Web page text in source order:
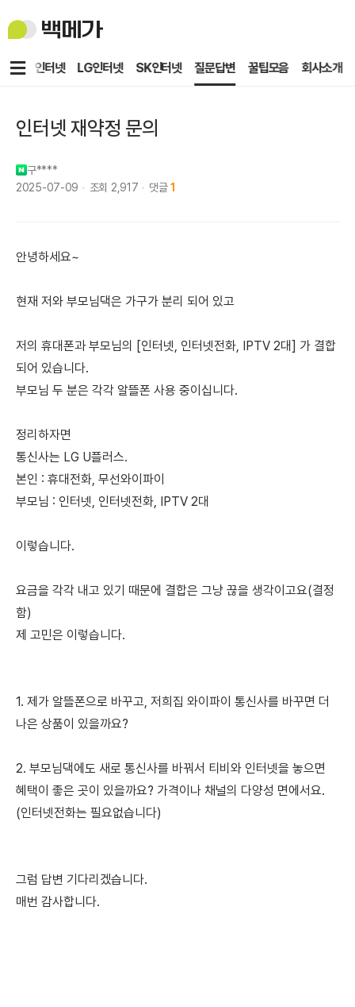
백
메
KT인터넷 LG인터넷 SK인터넷 질문답변 꿀팁모음 회사소개
메
인터넷 재약정 문의
구****
2025-07-09
조회 2,917 댓글 1
안녕하세요~
현재 저와 부모님댁은 가구가 분리 되어 있고
저의 휴대폰과 부모님의 [인터넷, 인터넷전화, IPTV 2대] 가 결합
되어 있습니다.
부모님 두 분은 각각 알뜰폰 사용 중이십니다.
정리하자면
통신사는 LG U플러스.
본인 : 휴대전화, 무선와이파이
부모님 : 인터넷, 인터넷전화, IPTV 2대
이렇습니다.
요금을 각각 내고 있기 때문에 결합은 그냥 끊을 생각이고요(결정
함)
제 고민은 이렇습니다.
1. 제가 알뜰폰으로 바꾸고, 저희집 와이파이 통신사를 바꾸면 더
나은 상품이 있을까요?
2. 부모님댁에도 새로 통신사를 바꿔서 티비와 인터넷을 놓으면
혜택이 좋은 곳이 있을까요? 가격이나 채널의 다양성 면에서요.
(인터넷전화는 필요없습니다)
그럼 답변 기다리겠습니다.
매번 감사합니다.